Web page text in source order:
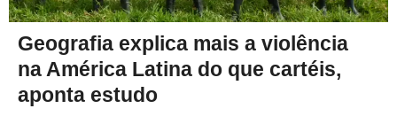
Geografia explica mais a violência
na América Latina do que cartéis,
aponta estudo